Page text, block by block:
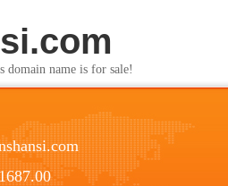
name is for sale!